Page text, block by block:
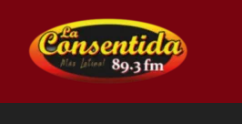
contenido